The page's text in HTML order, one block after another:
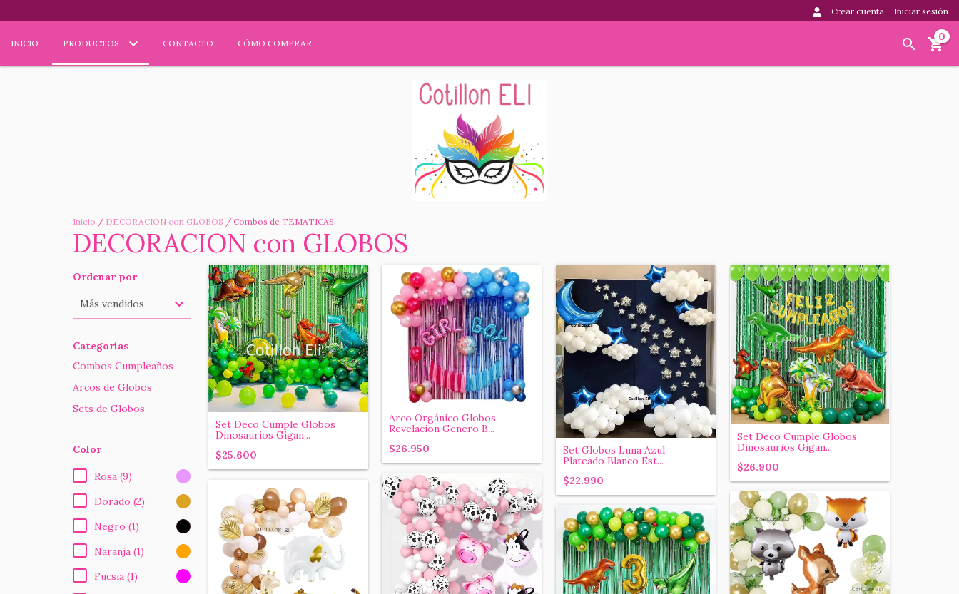
Crear cuenta Iniciar sesión
INICIO PRODUCTOS CONTACTO CÓMO COMPRAR
0
Inicio / DECORACION con GLOBOS / Combos de TEMATICAS
DECORACION con GLOBOS
Ordenar por
Categorías
Combos Cumpleaños
Arcos de Globos
Sets de Globos
Color
Rosa (9)
Dorado (2)
Negro (1)
Naranja (1)
Fucsia (1)
Set Deco Cumple Globos
Dinosaurios Gigan...
$25.600
Arco Orgánico Globos
Revelacion Genero B...
$26.950
Set Globos Luna Azul
Plateado Blanco Est...
$22.990
Set Deco Cumple Globos
Dinosaurios Gigan...
$26.900